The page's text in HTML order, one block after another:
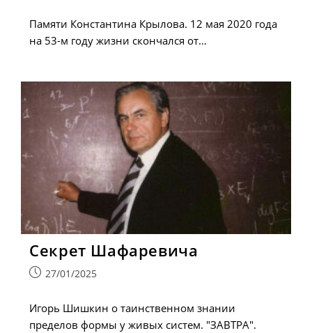
Памяти Константина Крылова. 12 мая 2020 года
на 53-м году жизни скончался от…
Секрет Шафаревича
Запись27/01/2025
Игорь Шишкин о таинственном знании
пределов формы у живых систем. "ЗАВТРА".